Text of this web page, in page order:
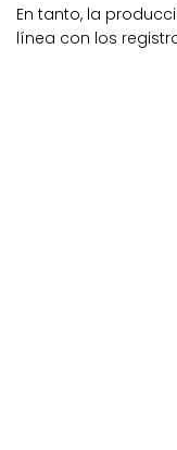
En tanto, la
línea con los